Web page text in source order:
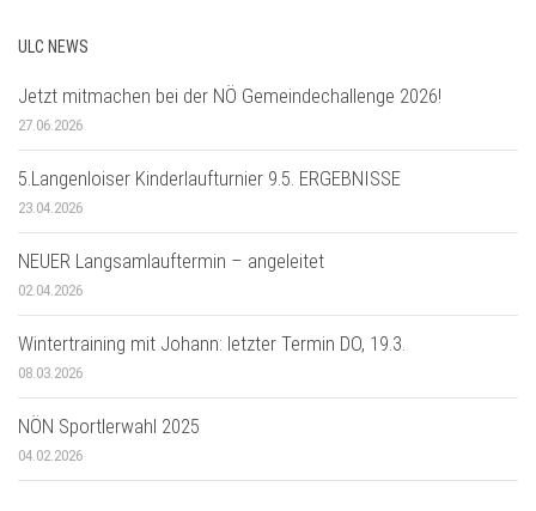
ULC NEWS
Jetzt mitmachen bei der NÖ Gemeindechallenge 2026!
27.06.2026
5.Langenloiser Kinderlaufturnier 9.5. ERGEBNISSE
23.04.2026
NEUER Langsamlauftermin – angeleitet
02.04.2026
Wintertraining mit Johann: letzter Termin DO, 19.3.
08.03.2026
NÖN Sportlerwahl 2025
04.02.2026